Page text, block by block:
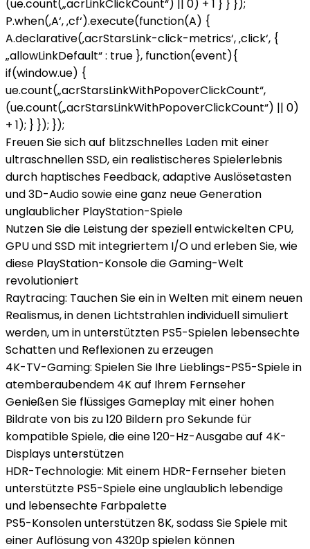
(ue.count(„acrLinkClickCount“) || 0) + 1 } } });
P.when(‚A‘, ‚cf‘).execute(function(A) {
A.declarative(‚acrStarsLink-click-metrics‘, ‚click‘, {
„allowLinkDefault“ : true }, function(event){
if(window.ue) {
ue.count(„acrStarsLinkWithPopoverClickCount“,
(ue.count(„acrStarsLinkWithPopoverClickCount“) || 0)
+ 1); } }); });
Freuen Sie sich auf blitzschnelles Laden mit einer
ultraschnellen SSD, ein realistischeres Spielerlebnis
durch haptisches Feedback, adaptive Auslösetasten
und 3D-Audio sowie eine ganz neue Generation
unglaublicher PlayStation-Spiele
Nutzen Sie die Leistung der speziell entwickelten CPU,
GPU und SSD mit integriertem I/O und erleben Sie, wie
diese PlayStation-Konsole die Gaming-Welt
revolutioniert
Raytracing: Tauchen Sie ein in Welten mit einem neuen
Realismus, in denen Lichtstrahlen individuell simuliert
werden, um in unterstützten PS5-Spielen lebensechte
Schatten und Reflexionen zu erzeugen
4K-TV-Gaming: Spielen Sie Ihre Lieblings-PS5-Spiele in
atemberaubendem 4K auf Ihrem Fernseher
Genießen Sie flüssiges Gameplay mit einer hohen
Bildrate von bis zu 120 Bildern pro Sekunde für
kompatible Spiele, die eine 120-Hz-Ausgabe auf 4K-
Displays unterstützen
HDR-Technologie: Mit einem HDR-Fernseher bieten
unterstützte PS5-Spiele eine unglaublich lebendige
und lebensechte Farbpalette
PS5-Konsolen unterstützen 8K, sodass Sie Spiele mit
einer Auflösung von 4320p spielen können